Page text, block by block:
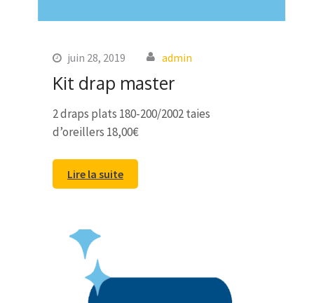
juin 28, 2019 admin
Kit drap master
2 draps plats 180-200/2002 taies
d’oreillers 18,00€
Lire la suite